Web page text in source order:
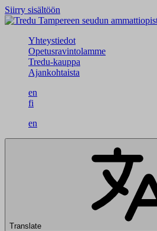
Siirry sisältöön
Yhteystiedot
Opetusravintolamme
Tredu-kauppa
Ajankohtaista
en
fi
en
Translate